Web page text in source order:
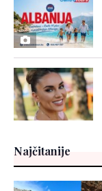
Najčitanije